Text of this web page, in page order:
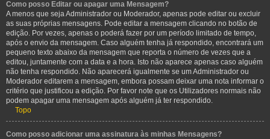
Como posso Editar ou apagar uma Mensagem?
A menos que seja Administrador ou Moderador, apenas pode editar ou excluir
as suas próprias mensagens. Pode editar a mensagem clicando no botão de
edição. Por vezes, apenas o poderá fazer por um período limitado de tempo,
após o envio da mensagem. Caso alguém tenha já respondido, encontrará um
pequeno texto abaixo da mensagem que reporta o número de vezes que a
editou, juntamente com a data e a hora. Isto não aparece apenas caso alguém
não tenha respondido. Não aparecerá igualmente se um Administrador ou
Moderador editarem a mensagem, embora possam deixar uma nota informar o
critério que justificou a edição. Por favor note que os Utilizadores normais não
podem apagar uma mensagem após alguém já ter respondido.
Topo
Como posso adicionar uma assinatura às minhas Mensagens?